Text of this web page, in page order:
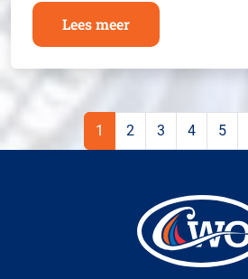
Lees meer
1 2 3 4 5